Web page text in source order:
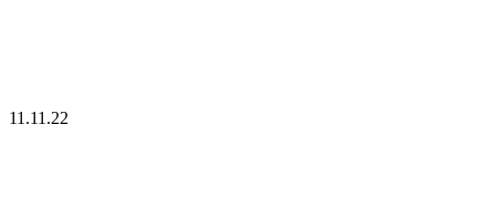
11.11.22